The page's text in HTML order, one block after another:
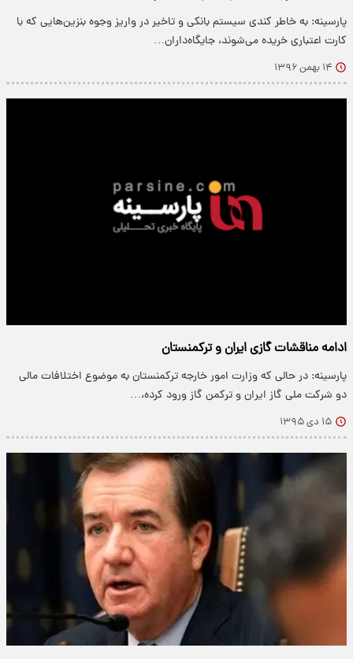
پارسینه: به خاطر کندی سیستم بانکی و تاخیر در واریز وجوه بنزین‌هایی که با
کارت اعتباری خریده می‌شوند، جایگاه‌داران…
۱۴ بهمن ۱۳۹۶
ادامه مناقشات گازی ایران و ترکمنستان
پارسینه: در حالی که وزارت امور خارجه ترکمنستان به موضوع اختلافات مالی
دو شرکت ملی گاز ایران و ترکمن گاز ورود کرده،…
۱۵ دی ۱۳۹۵